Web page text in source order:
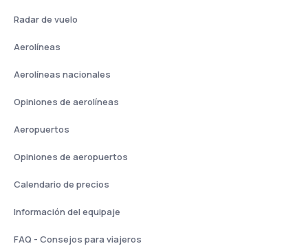
Radar de vuelo
Aerolíneas
Aerolíneas nacionales
Opiniones de aerolíneas
Aeropuertos
Opiniones de aeropuertos
Calendario de precios
Información del equipaje
FAQ - Consejos para viajeros